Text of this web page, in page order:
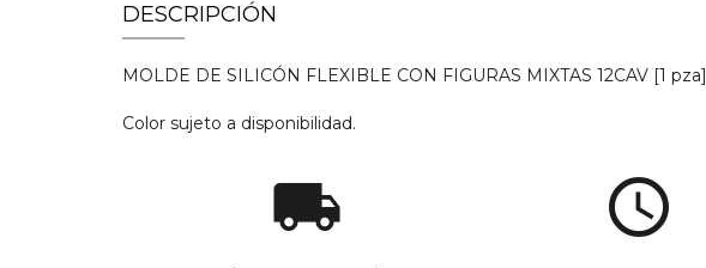
DESCRIPCIÓN
MOLDE DE SILICÓN FLEXIBLE CON FIGURAS MIXTAS 12CAV [1 pza]
Color sujeto a disponibilidad.
local_shipping access_time